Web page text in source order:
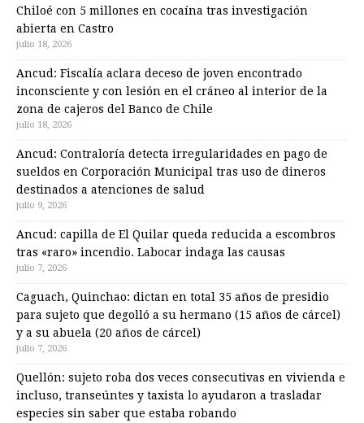
Chiloé con 5 millones en cocaína tras investigación
abierta en Castro
julio 18, 2026
Ancud: Fiscalía aclara deceso de joven encontrado
inconsciente y con lesión en el cráneo al interior de la
zona de cajeros del Banco de Chile
julio 18, 2026
Ancud: Contraloría detecta irregularidades en pago de
sueldos en Corporación Municipal tras uso de dineros
destinados a atenciones de salud
julio 9, 2026
Ancud: capilla de El Quilar queda reducida a escombros
tras «raro» incendio. Labocar indaga las causas
julio 7, 2026
Caguach, Quinchao: dictan en total 35 años de presidio
para sujeto que degolló a su hermano (15 años de cárcel)
y a su abuela (20 años de cárcel)
julio 7, 2026
Quellón: sujeto roba dos veces consecutivas en vivienda e
incluso, transeúntes y taxista lo ayudaron a trasladar
especies sin saber que estaba robando